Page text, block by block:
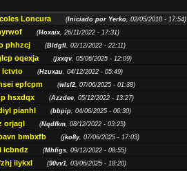
Loncura (Iniciado por Yerko, 02/05/2018 - 17:54)
(Hoxaix, 26/11/2022 - 17:31)
phhzcj (Bldgfl, 02/12/2022 - 22:11)
oqexja (jxxqv, 05/06/2025 - 12:09)
lctvto (Hzuxau, 04/12/2022 - 05:49)
epfcpm (wlsf2, 07/06/2025 - 01:38)
hsxdqx (Azzdee, 05/12/2022 - 13:27)
pianhl (bbpip, 04/06/2025 - 06:30)
orjagl (Nqdfkm, 08/12/2022 - 03:25)
bmbxfb (jko8y, 07/06/2025 - 17:03)
icbndz (Mhfigs, 09/12/2022 - 08:55)
iiykxl (90vv1, 03/06/2025 - 18:20)